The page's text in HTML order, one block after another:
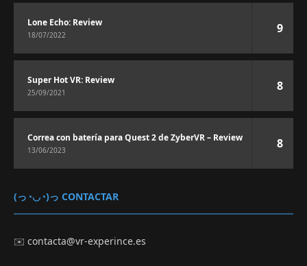
Lone Echo: Review
18/07/2022 9
Super Hot VR: Review
25/09/2021 8
Correa con batería para Quest 2 de ZyberVR – Review
13/06/2023 8
(っ◔◡◔)っ CONTACTAR
✉️contacta@vr-experince.es